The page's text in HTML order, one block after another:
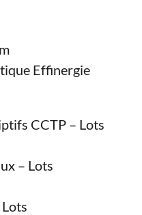
Effinergie
CCTP – Lots
– Lots